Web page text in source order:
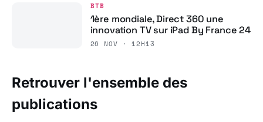
BTB
1ère mondiale, Direct 360 une
innovation TV sur iPad By France 24
26 NOV · 12H13
Retrouver l'ensemble des
publications